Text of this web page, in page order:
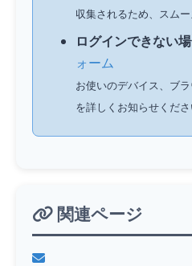
収集されるため、スム
ログインできない
ォーム
お使いのデバイス、ブ
を詳しくお知らせくだ
関連ページ